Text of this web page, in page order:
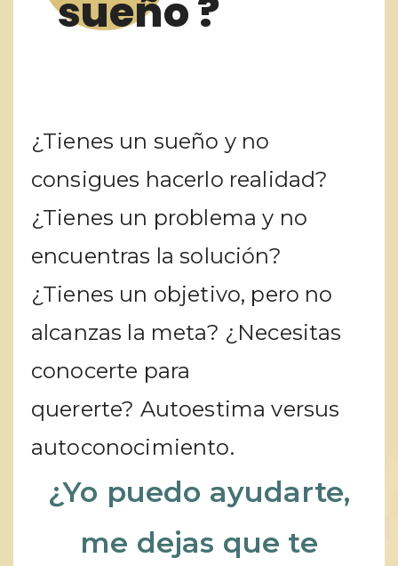
sueño ?
¿Tienes un sueño y no
consigues hacerlo realidad?
¿Tienes un problema y no
encuentras la solución?
¿Tienes un objetivo, pero no
alcanzas la meta? ¿Necesitas
conocerte para
quererte? Autoestima versus
autoconocimiento.
¿Yo puedo ayudarte,
me dejas que te